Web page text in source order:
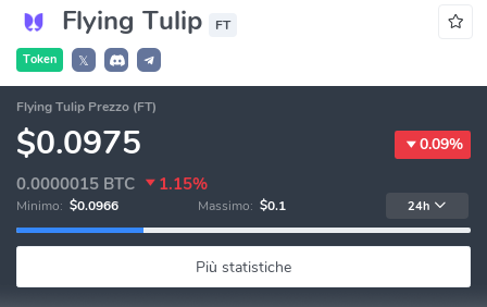
Flying Tulip FT
Token 𝕏
Flying Tulip Prezzo (FT)
$0.0975 0.09%
0.0000015 BTC 1.15%
Minimo: $0.0966 Massimo: $0.1 24h
Più statistiche